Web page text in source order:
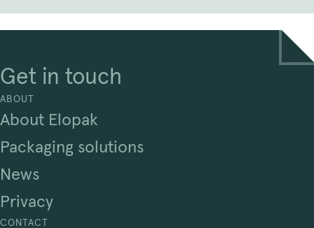
Get in touch
ABOUT
About Elopak
Packaging solutions
News
Privacy
CONTACT